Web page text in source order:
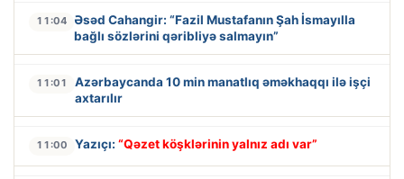
11:04
Əsəd Cahangir: “Fazil Mustafanın Şah İsmayılla
bağlı sözlərini qəribliyə salmayın”
11:01
Azərbaycanda 10 min manatlıq əməkhaqqı ilə işçi
axtarılır
11:00 Yazıçı: “Qəzet köşklərinin yalnız adı var”